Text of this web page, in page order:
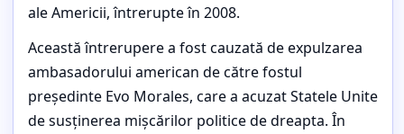
Buletin de știri, cele mai importante subiecte ale orei (21
ale Americii, întrerupte în 2008.
Această întrerupere a fost cauzată de expulzarea
ambasadorului american de către fostul
președinte Evo Morales, care a acuzat Statele Unite
de susținerea mișcărilor politice de dreapta. În